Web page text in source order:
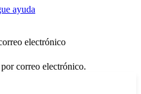
ayuda
electrónico
correo electrónico.